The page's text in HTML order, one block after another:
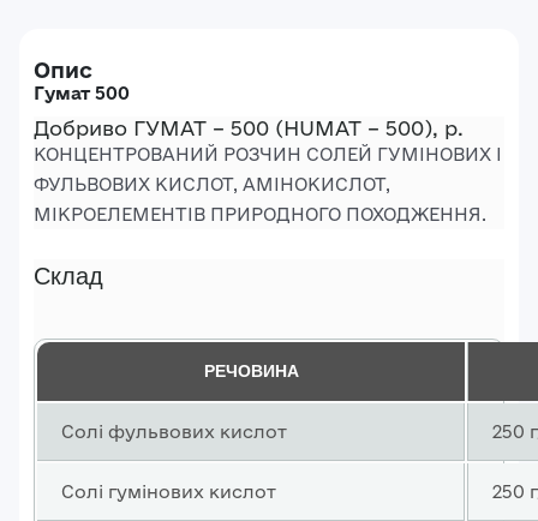
Опис
Гумат 500
Добриво ГУМАТ – 500 (HUMAT – 500), р.
КОНЦЕНТРОВАНИЙ РОЗЧИН СОЛЕЙ ГУМІНОВИХ І
ФУЛЬВОВИХ КИСЛОТ, АМІНОКИСЛОТ,
МІКРОЕЛЕМЕНТІВ ПРИРОДНОГО ПОХОДЖЕННЯ.
Склад
РЕЧОВИНА
Солi фульвових кислот 250
Солi гумiнових кислот 250